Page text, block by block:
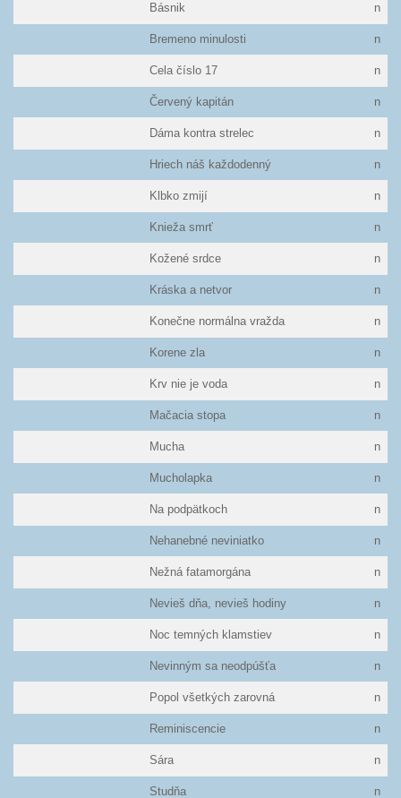
Básnik n
Bremeno minulosti n
Cela číslo 17 n
Červený kapitán n
Dáma kontra strelec n
Hriech náš každodenný n
Klbko zmijí n
Knieža smrť n
Kožené srdce n
Kráska a netvor n
Konečne normálna vražda n
Korene zla n
Krv nie je voda n
Mačacia stopa n
Mucha n
Mucholapka n
Na podpätkoch n
Nehanebné neviniatko n
Nežná fatamorgána n
Nevieš dňa, nevieš hodiny n
Noc temných klamstiev n
Nevinným sa neodpúšťa n
Popol všetkých zarovná n
Reminiscencie n
Sára n
Studňa n